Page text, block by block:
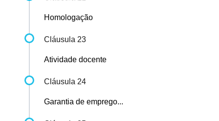
Homologação
Cláusula 23
Atividade docente
Cláusula 24
Garantia de emprego...